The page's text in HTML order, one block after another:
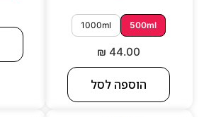
500ml
1000ml
₪ 44.00
הוספה לסל